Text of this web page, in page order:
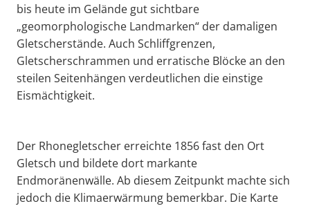
bis heute im Gelände gut sichtbare
„geomorphologische Landmarken“ der damaligen
Gletscherstände. Auch Schliffgrenzen,
Gletscherschrammen und erratische Blöcke an den
steilen Seitenhängen verdeutlichen die einstige
Eismächtigkeit.
Der Rhonegletscher erreichte 1856 fast den Ort
Gletsch und bildete dort markante
Endmoränenwälle. Ab diesem Zeitpunkt machte sich
jedoch die Klimaerwärmung bemerkbar. Die Karte